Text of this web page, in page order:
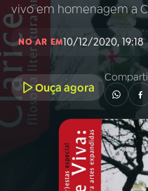
01 INÍCIO
PROGRAMAÇÃO
vivo em homenagem a
NO AR EM10/12/2020, 19:18
Ouça agora